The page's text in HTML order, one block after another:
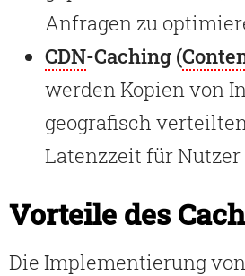
Anfragen zu
CDN-Caching (
werden Kopien von
geografisch
Latenzzeit für
Vorteile des
Die Implementierung